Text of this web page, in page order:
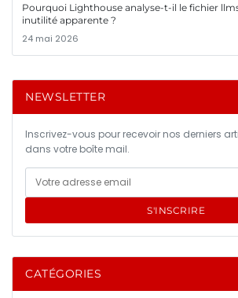
Pourquoi Lighthouse analyse-t-il le fichier
inutilité apparente ?
24 mai 2026
NEWSLETTER
Inscrivez-vous pour recevoir nos derniers
dans votre boîte mail.
S'INSCRIRE
CATÉGORIES